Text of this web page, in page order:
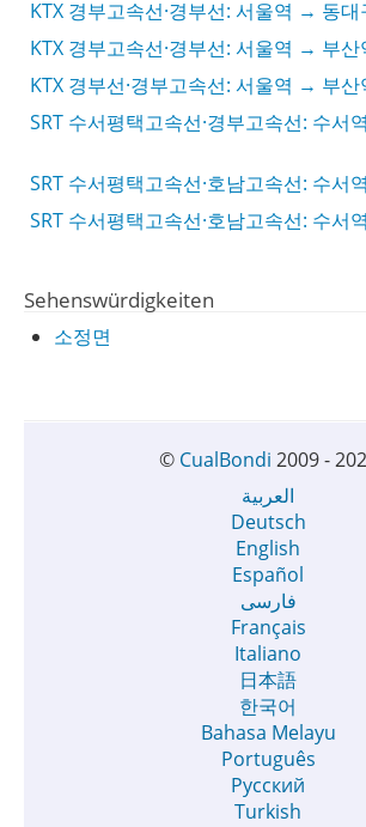
KTX 경부고속선·경부선: 서울역 → 동대
KTX 경부고속선·경부선: 서울역 → 부
KTX 경부선·경부고속선: 서울역 → 부산
SRT 수서평택고속선·경부고속선: 수서
SRT 수서평택고속선·호남고속선: 수서
SRT 수서평택고속선·호남고속선: 수서
Sehenswürdigkeiten
소정면
© CualBondi 2009 -
العربية
Deutsch
English
Español
فارسی
Français
Italiano
日本語
한국어
Bahasa Melayu
Português
Русский
Turkish